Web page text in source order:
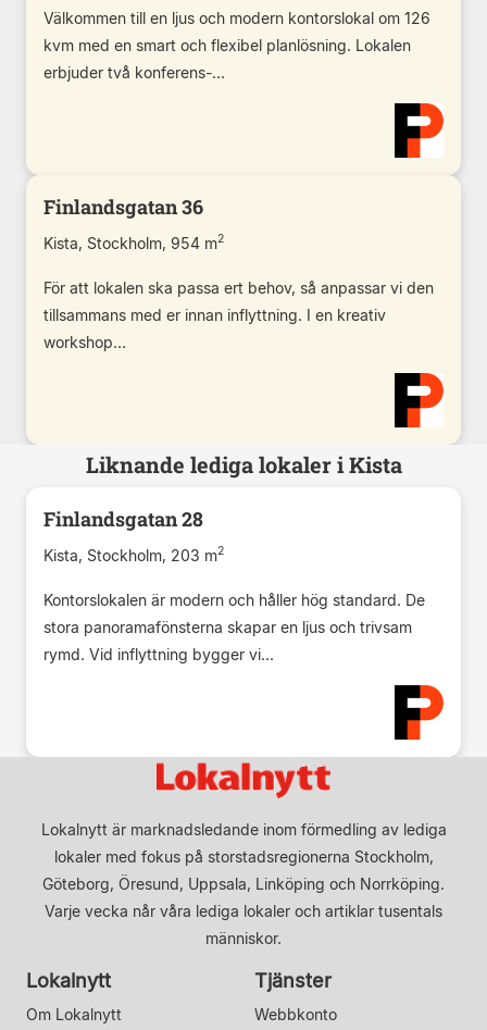
Välkommen till en ljus och modern kontorslokal om 126
kvm med en smart och flexibel planlösning. Lokalen
erbjuder två konferens-...
Finlandsgatan 36
Kista, Stockholm, 954 m2
För att lokalen ska passa ert behov, så anpassar vi den
tillsammans med er innan inflyttning. I en kreativ
workshop...
Liknande lediga lokaler i Kista
Finlandsgatan 28
Kista, Stockholm, 203 m2
Kontorslokalen är modern och håller hög standard. De
stora panoramafönsterna skapar en ljus och trivsam
rymd. Vid inflyttning bygger vi...
Lokalnytt är marknadsledande inom förmedling av lediga
lokaler med fokus på storstadsregionerna Stockholm,
Göteborg, Öresund, Uppsala, Linköping och Norrköping.
Varje vecka når våra lediga lokaler och artiklar tusentals
människor.
Lokalnytt
Om Lokalnytt
Tjänster
Webbkonto